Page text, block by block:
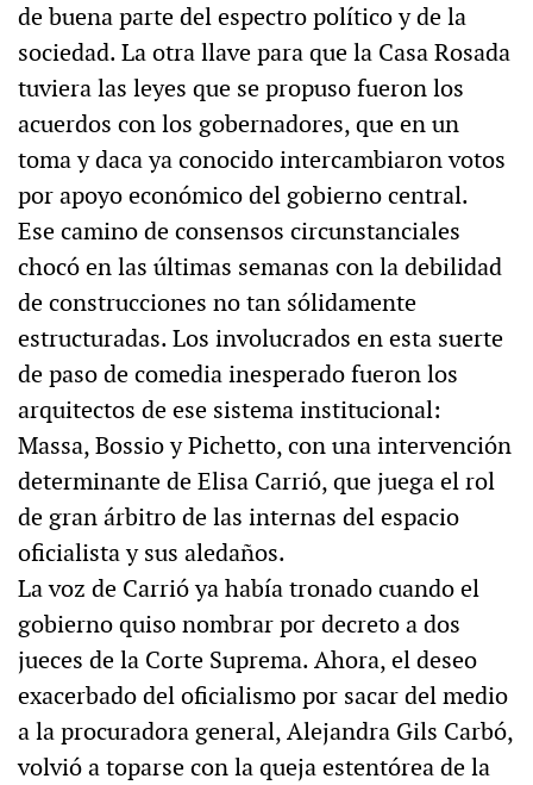
de buena parte del espectro político y de la
sociedad. La otra llave para que la Casa Rosada
tuviera las leyes que se propuso fueron los
acuerdos con los gobernadores, que en un
toma y daca ya conocido intercambiaron votos
por apoyo económico del gobierno central.
Ese camino de consensos circunstanciales
chocó en las últimas semanas con la debilidad
de construcciones no tan sólidamente
estructuradas. Los involucrados en esta suerte
de paso de comedia inesperado fueron los
arquitectos de ese sistema institucional:
Massa, Bossio y Pichetto, con una intervención
determinante de Elisa Carrió, que juega el rol
de gran árbitro de las internas del espacio
oficialista y sus aledaños.
La voz de Carrió ya había tronado cuando el
gobierno quiso nombrar por decreto a dos
jueces de la Corte Suprema. Ahora, el deseo
exacerbado del oficialismo por sacar del medio
a la procuradora general, Alejandra Gils Carbó,
volvió a toparse con la queja estentórea de la